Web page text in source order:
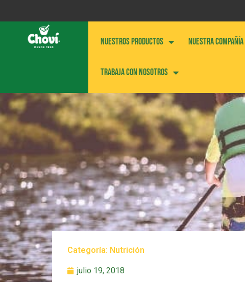
NUESTROS PRODUCTOS NUESTRA COMPAÑÍA
Trabaja con nosotros
Categoría: Nutrición
julio 19, 2018